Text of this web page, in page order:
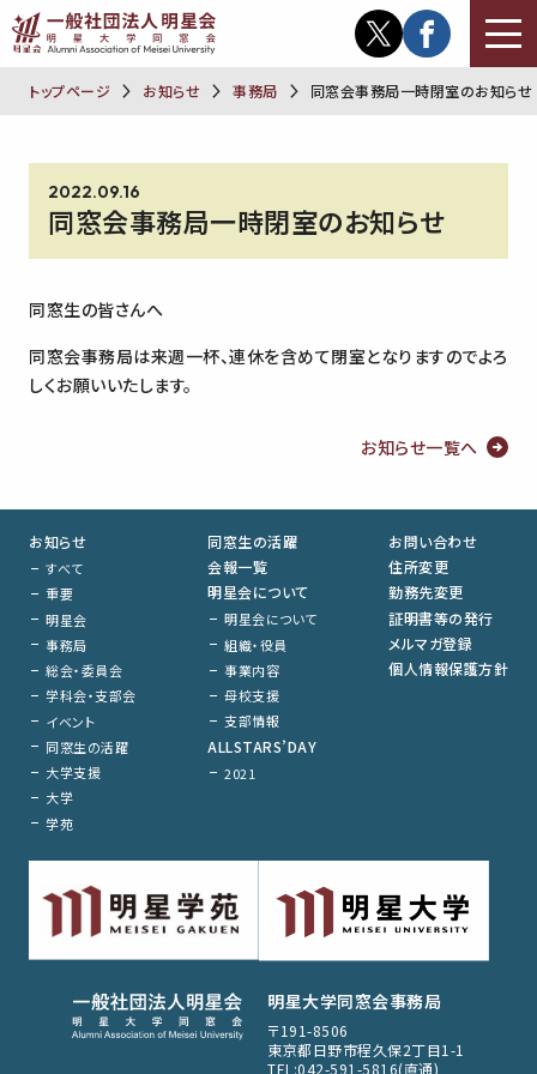
トップページ お知らせ 事務局 同窓会事務局一時閉室のお知らせ
2022.09.16
同窓会事務局一時閉室のお知らせ
同窓生の皆さんへ
同窓会事務局は来週一杯、連休を含めて閉室となりますのでよろ
しくお願いいたします。
お知らせ一覧へ
お知らせ
すべて
重要
明星会
事務局
総会・委員会
学科会・支部会
イベント
同窓生の活躍
大学支援
大学
学苑
同窓生の活躍
会報一覧
明星会について
明星会について
組織・役員
事業内容
母校支援
支部情報
ALLSTARS’DAY
2021
お問い合わせ
住所変更
勤務先変更
証明書等の発行
メルマガ登録
個人情報保護方針
明星大学同窓会事務局
〒191-8506
東京都日野市程久保2丁目1-1
TEL:042-591-5816(直通)